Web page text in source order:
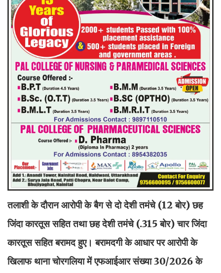
तलाशी के दौरान आरोपी के बैग से दो देशी तमंचे (12 बोर) छह
जिंदा कारतूस सहित तथा छह देशी तमंचे (.315 बोर) चार जिंदा
कारतूस सहित बरामद हुए। बरामदगी के आधार पर आरोपी के
खिलाफ थाना चोरगलिया में एफआईआर संख्या 30/2026 के